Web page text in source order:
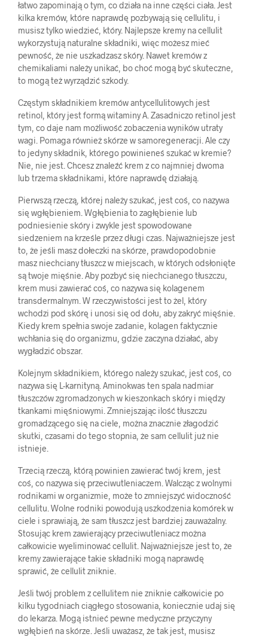
łatwo zapominają o tym, co działa na inne części ciała. Jest
kilka kremów, które naprawdę pozbywają się cellulitu, i
musisz tylko wiedzieć, który. Najlepsze kremy na cellulit
wykorzystują naturalne składniki, więc możesz mieć
pewność, że nie uszkadzasz skóry. Nawet kremów z
chemikaliami należy unikać, bo choć mogą być skuteczne,
to mogą też wyrządzić szkody.
Częstym składnikiem kremów antycellulitowych jest
retinol, który jest formą witaminy A. Zasadniczo retinol jest
tym, co daje nam możliwość zobaczenia wyników utraty
wagi. Pomaga również skórze w samoregeneracji. Ale czy
to jedyny składnik, którego powinieneś szukać w kremie?
Nie, nie jest. Chcesz znaleźć krem z co najmniej dwoma
lub trzema składnikami, które naprawdę działają.
Pierwszą rzeczą, której należy szukać, jest coś, co nazywa
się wgłębieniem. Wgłębienia to zagłębienie lub
podniesienie skóry i zwykle jest spowodowane
siedzeniem na krześle przez długi czas. Najważniejsze jest
to, że jeśli masz dołeczki na skórze, prawdopodobnie
masz niechciany tłuszcz w miejscach, w których odsłonięte
są twoje mięśnie. Aby pozbyć się niechcianego tłuszczu,
krem musi zawierać coś, co nazywa się kolagenem
transdermalnym. W rzeczywistości jest to żel, który
wchodzi pod skórę i unosi się od dołu, aby zakryć mięśnie.
Kiedy krem spełnia swoje zadanie, kolagen faktycznie
wchłania się do organizmu, gdzie zaczyna działać, aby
wygładzić obszar.
Kolejnym składnikiem, którego należy szukać, jest coś, co
nazywa się L-karnityną. Aminokwas ten spala nadmiar
tłuszczów zgromadzonych w kieszonkach skóry i między
tkankami mięśniowymi. Zmniejszając ilość tłuszczu
gromadzącego się na ciele, można znacznie złagodzić
skutki, czasami do tego stopnia, że sam cellulit już nie
istnieje.
Trzecią rzeczą, którą powinien zawierać twój krem, jest
coś, co nazywa się przeciwutleniaczem. Walcząc z wolnymi
rodnikami w organizmie, może to zmniejszyć widoczność
cellulitu. Wolne rodniki powodują uszkodzenia komórek w
ciele i sprawiają, że sam tłuszcz jest bardziej zauważalny.
Stosując krem zawierający przeciwutleniacz można
całkowicie wyeliminować cellulit. Najważniejsze jest to, że
kremy zawierające takie składniki mogą naprawdę
sprawić, że cellulit zniknie.
Jeśli twój problem z cellulitem nie zniknie całkowicie po
kilku tygodniach ciągłego stosowania, koniecznie udaj się
do lekarza. Mogą istnieć pewne medyczne przyczyny
wgłębień na skórze. Jeśli uważasz, że tak jest, musisz